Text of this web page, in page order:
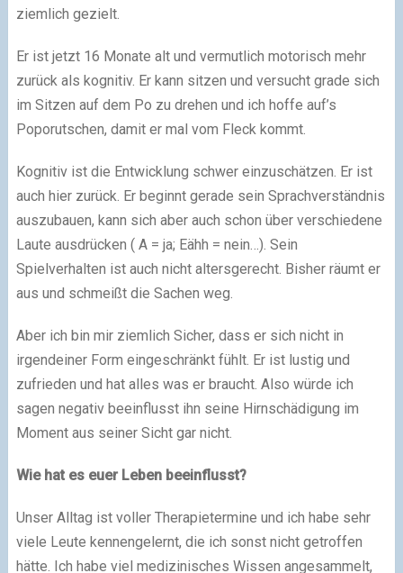
ziemlich gezielt.
Er ist jetzt 16 Monate alt und vermutlich motorisch mehr
zurück als kognitiv. Er kann sitzen und versucht grade sich
im Sitzen auf dem Po zu drehen und ich hoffe auf’s
Poporutschen, damit er mal vom Fleck kommt.
Kognitiv ist die Entwicklung schwer einzuschätzen. Er ist
auch hier zurück. Er beginnt gerade sein Sprachverständnis
auszubauen, kann sich aber auch schon über verschiedene
Laute ausdrücken ( A = ja; Eähh = nein…). Sein
Spielverhalten ist auch nicht altersgerecht. Bisher räumt er
aus und schmeißt die Sachen weg.
Aber ich bin mir ziemlich Sicher, dass er sich nicht in
irgendeiner Form eingeschränkt fühlt. Er ist lustig und
zufrieden und hat alles was er braucht. Also würde ich
sagen negativ beeinflusst ihn seine Hirnschädigung im
Moment aus seiner Sicht gar nicht.
Wie hat es euer Leben beeinflusst?
Unser Alltag ist voller Therapietermine und ich habe sehr
viele Leute kennengelernt, die ich sonst nicht getroffen
hätte. Ich habe viel medizinisches Wissen angesammelt,